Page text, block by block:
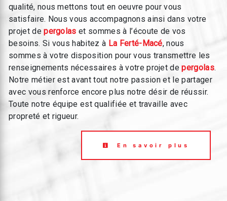
qualité, nous mettons tout en oeuvre pour vous
satisfaire. Nous vous accompagnons ainsi dans votre
projet depergolas et sommes à l’écoute de vos
besoins. Si vous habitez à La Ferté-Macé, nous
sommes à votre disposition pour vous transmettre les
renseignements nécessaires à votre projet depergolas.
Notre métier est avant tout notre passion et le partager
avec vous renforce encore plus notre désir de réussir.
Toute notre équipe est qualifiée et travaille avec
propreté et rigueur.
En savoir plus